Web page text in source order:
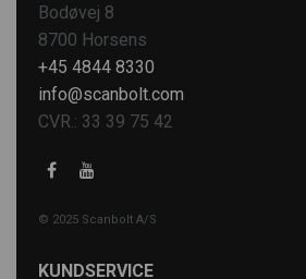
Bodøvej 8
8700 Horsens
+45 4844 8330
info@scanbolt.com
CVR.: 33 39 75 42
© 2025 Scanbolt A/S
KUNDSERVICE